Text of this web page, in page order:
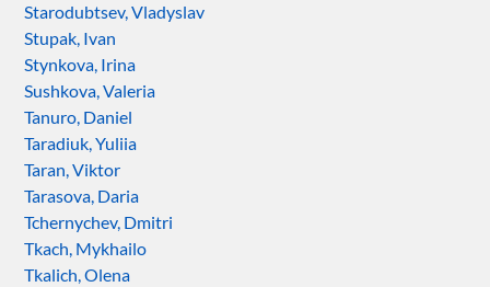
Starodubtsev, Vladyslav
Stupak, Ivan
Stynkova, Irina
Sushkova, Valeria
Tanuro, Daniel
Taradiuk, Yuliia
Taran, Viktor
Tarasova, Daria
Tchernychev, Dmitri
Tkach, Mykhailo
Tkalich, Olena